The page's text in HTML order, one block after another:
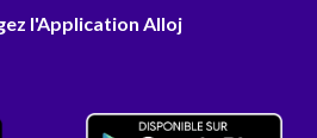
l'Application Alloj